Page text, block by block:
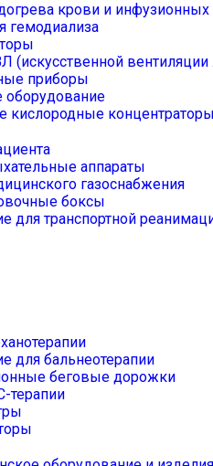
крови и инфузионных
гемодиализа
(искусственной вентиляции
приборы
оборудование
кислородные
аппараты
газоснабжения
боксы
для транспортной
для бальнеотерапии
беговые дорожки
терапии